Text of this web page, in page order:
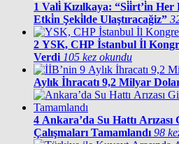
1 Vali̇ Kızılkaya: “Si̇i̇rt’i̇n Her
Etki̇n Şeki̇lde Ulaştıracağiz”
2 YSK, CHP İstanbul İl
Verdi 105 kez okundu
Aylık İhracatı 9,2 Milyar
4 Ankara’da Su Hattı
Çalışmaları Tamamlandı 98